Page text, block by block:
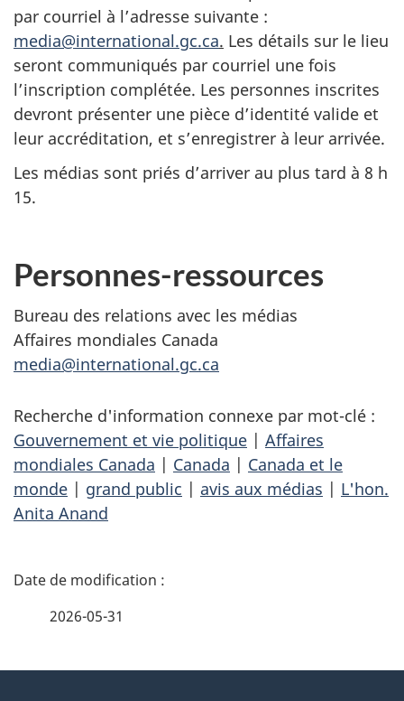
par courriel à l’adresse suivante :
media@international.gc.ca. Les détails sur le lieu
seront communiqués par courriel une fois
l’inscription complétée. Les personnes inscrites
devront présenter une pièce d’identité valide et
leur accréditation, et s’enregistrer à leur arrivée.
Les médias sont priés d’arriver au plus tard à 8 h
15.
Personnes-ressources
Bureau des relations avec les médias
Affaires mondiales Canada
media@international.gc.ca
Recherche d'information connexe par mot-clé :
Gouvernement et vie politique | Affaires
mondiales Canada | Canada | Canada et le
monde | grand public | avis aux médias | L'hon.
Anita Anand
D
2026-05-31